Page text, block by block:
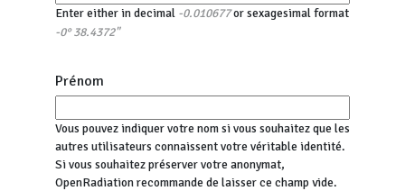
Enter either in decimal -0.010677or sexagesimal format
-0° 38.4372"
Prénom
Vous pouvez indiquer votre nom si vous souhaitez que les
autres utilisateurs connaissent votre véritable identité.
Si vous souhaitez préserver votre anonymat,
OpenRadiation recommande de laisser ce champ vide.